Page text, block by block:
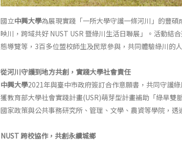
國立中興大學為展現實踐「一所大學守護一條河川」的豐
映川，跨域共好 NUST USR 暨綠川生活日聯展」。活動結
態導覽等，3百多位盟校師生及民眾參與，共同體驗綠川的
從河川守護到地方共創，實踐大學社會責任
中興大學2021年與臺中市政府簽訂合作意願書，共同守護
獲教育部大學社會實踐計畫(USR)萌芽型計畫補助「綠旱
國家政策與公共事務研究所、管理、文學、農資等學院，
NUST 跨校協作，共創永續城鄉